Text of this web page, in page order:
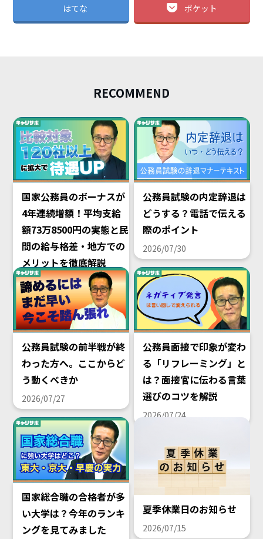
はてな ポケット
RECOMMEND
国家公務員のボーナスが
4年連続増額！平均支給
額73万8500円の実態と民
間の給与格差・地方での
メリットを徹底解説
2026/08/02
公務員試験の内定辞退は
どうする？電話で伝える
際のポイント
2026/07/30
公務員試験の前半戦が終
わった方へ。ここからど
う動くべきか
2026/07/27
公務員面接で印象が変わ
る「リフレーミング」と
は？面接官に伝わる言葉
選びのコツを解説
2026/07/24
国家総合職の合格者が多
い大学は？今年のランキ
ングを見てみました
夏季休業日のお知らせ
2026/07/15